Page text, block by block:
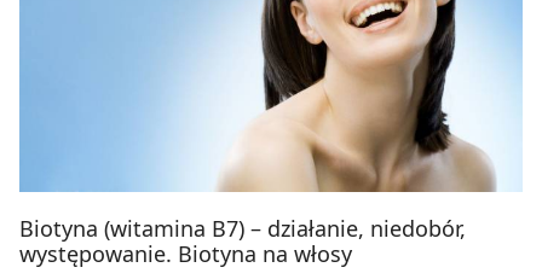
Biotyna (witamina B7) – działanie, niedobór,
występowanie. Biotyna na włosy